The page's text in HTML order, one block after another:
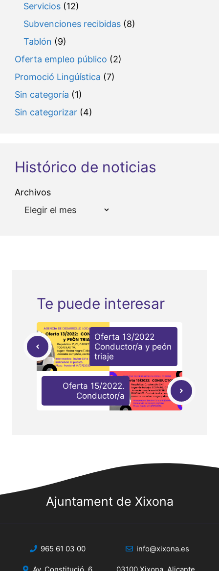
Servicios (12)
Subvenciones recibidas (8)
Tablón (9)
Oferta empleo público (2)
Promoció Lingúística (7)
Sin categoría (1)
Sin categorizar (4)
Histórico de noticias
Archivos
Te puede interesar
Oferta 13/2022
Conductor/a y peón
triaje
Oferta 15/2022.
Conductor/a
Ajuntament de Xixona
965 61 03 00 info@xixona.es